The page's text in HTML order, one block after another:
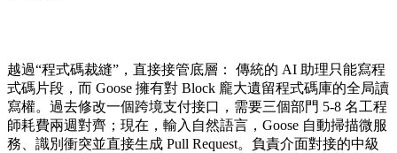
越過“程式碼裁縫”，直接接管底層： 傳統的 AI 助理只能寫程
式碼片段，而 Goose 擁有對 Block 龐大遺留程式碼庫的全局讀
寫權。過去修改一個跨境支付接口，需要三個部門 5-8 名工程
師耗費兩週對齊；現在，輸入自然語言，Goose 自動掃描微服
務、識別衝突並直接生成 Pull Request。負責介面對接的中級